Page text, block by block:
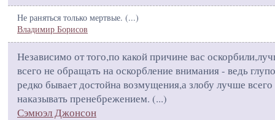
Не раняться только мертвые. (...)
Владимир Борисов
Независимо от того,по какой причине вас
всего не обращать на оскорбление внимания - ведь
редко бывает достойна возмущения,а злобу лучше всего
наказывать пренебрежением. (...)
Сэмюэл Джонсон